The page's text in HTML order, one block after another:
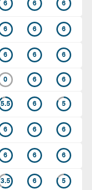
6 6 6
6 6 6
6 6 6
0 6 6
5.5 6 5
6 6 6
6 6 6
3.5 6 5